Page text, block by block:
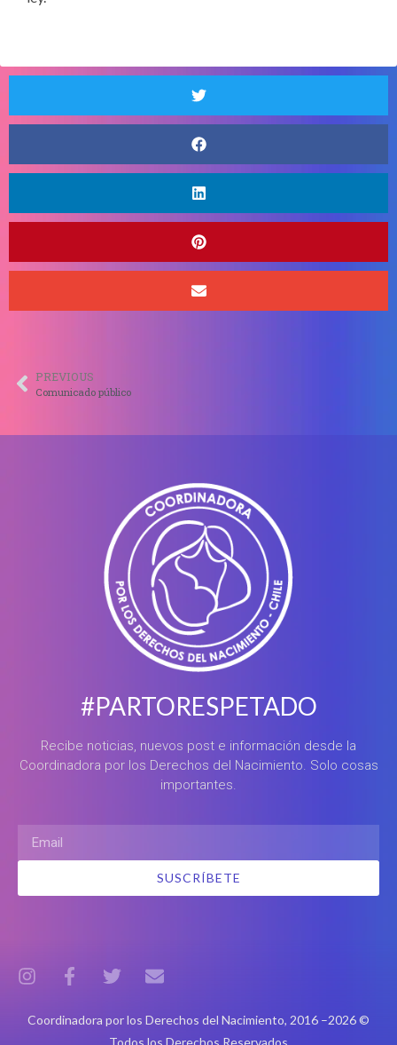
PREVIOUS
Comunicado público
#PARTORESPETADO
Recibe noticias, nuevos post e información desde la
Coordinadora por los Derechos del Nacimiento. Solo cosas
importantes.
SUSCRÍBETE
Coordinadora por los Derechos del Nacimiento, 2016 –2026 ©